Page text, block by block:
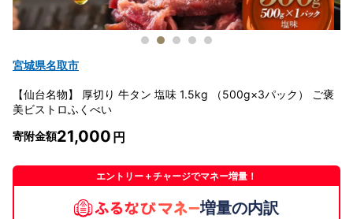
宮城県名取市
【仙台名物】 厚切り 牛タン 塩味 1.5kg （500g×3パック） ご褒
美ビストロふくべい
寄附金額21,000
エントリー＋チャージでマネー増量！
増量の内訳